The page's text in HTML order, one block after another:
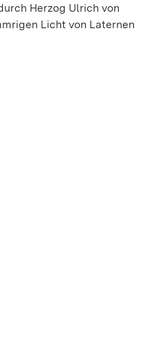
Herzog Ulrich von
Licht von Laternen